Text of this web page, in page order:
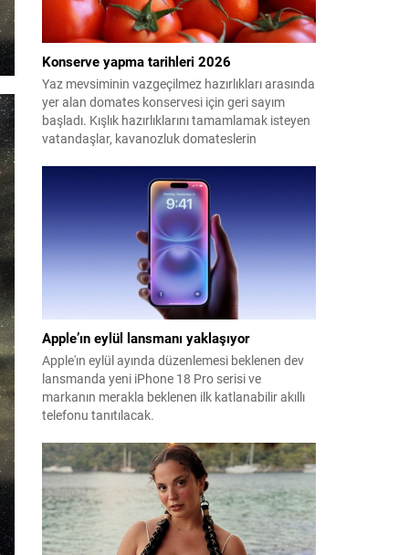
Konserve yapma tarihleri 2026
Yaz mevsiminin vazgeçilmez hazırlıkları arasında
yer alan domates konservesi için geri sayım
başladı. Kışlık hazırlıklarını tamamlamak isteyen
vatandaşlar, kavanozluk domateslerin
olacağını araştırıyor. Peki 2026'da konserve
yapılacak domates ne zaman çıkacak? İşte en
Apple’ın eylül lansmanı yaklaşıyor
Apple'ın eylül ayında düzenlemesi beklenen dev
lansmanda yeni iPhone 18 Pro serisi ve
markanın merakla beklenen ilk katlanabilir akıllı
telefonu tanıtılacak.